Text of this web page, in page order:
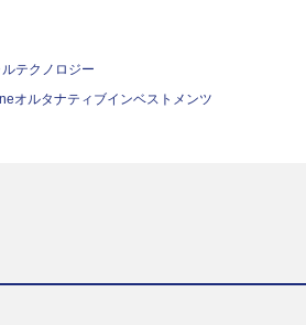
テクノロジー
オルタナティブインベストメンツ